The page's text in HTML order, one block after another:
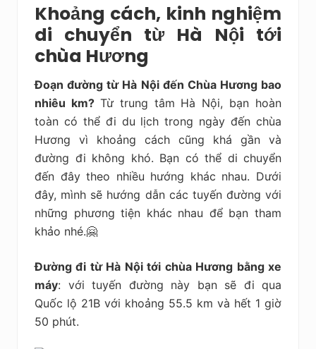
Khoảng cách, kinh nghiệm
di chuyển từ Hà Nội tới
chùa Hương
Đoạn đường từ Hà Nội đến Chùa Hương bao
nhiêu km? Từ trung tâm Hà Nội, bạn hoàn
toàn có thể đi du lịch trong ngày đến chùa
Hương vì khoảng cách cũng khá gần và
đường đi không khó. Bạn có thể di chuyển
đến đây theo nhiều hướng khác nhau. Dưới
đây, mình sẽ hướng dẫn các tuyến đường với
những phương tiện khác nhau để bạn tham
khảo nhé.🤗
Đường đi từ Hà Nội tới chùa Hương bằng xe
máy: với tuyến đường này bạn sẽ đi qua
Quốc lộ 21B với khoảng 55.5 km và hết 1 giờ
50 phút.